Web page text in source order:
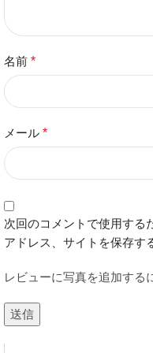
名前 *
メール *
次回のコメントで使用する
アドレス、サイトを保存す
レビューに写真を追加する